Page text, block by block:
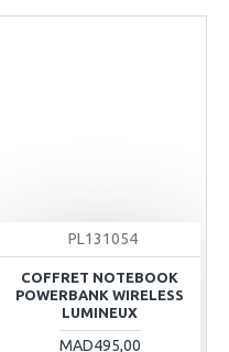
PL131054
COFFRET NOTEBOOK
POWERBANK WIRELESS
LUMINEUX
MAD495,00